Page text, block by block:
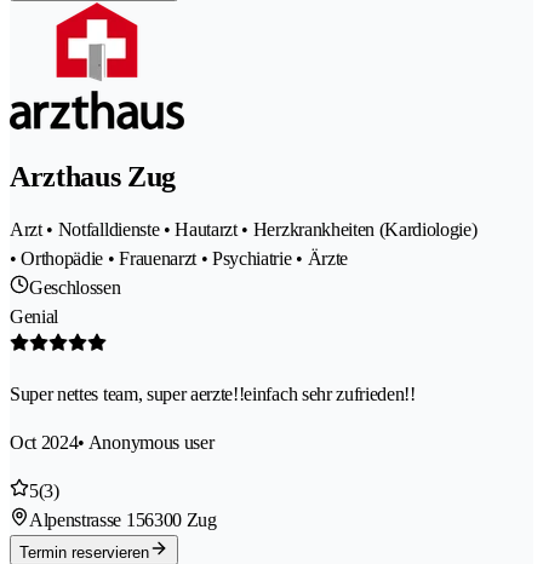
Arzthaus Zug
Arzt • Notfalldienste • Hautarzt • Herzkrankheiten (Kardiologie)
• Orthopädie • Frauenarzt • Psychiatrie • Ärzte
Geschlossen
Genial
Super nettes team, super aerzte!!einfach sehr zufrieden!!
Oct 2024• Anonymous user
5(3)
Alpenstrasse 156300 Zug
Termin reservieren